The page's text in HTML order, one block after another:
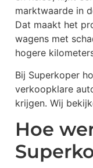
marktwaarde in
Dat maakt het
wagens met
hogere
Bij Superkoper
verkoopklare
krijgen. Wij
Hoe